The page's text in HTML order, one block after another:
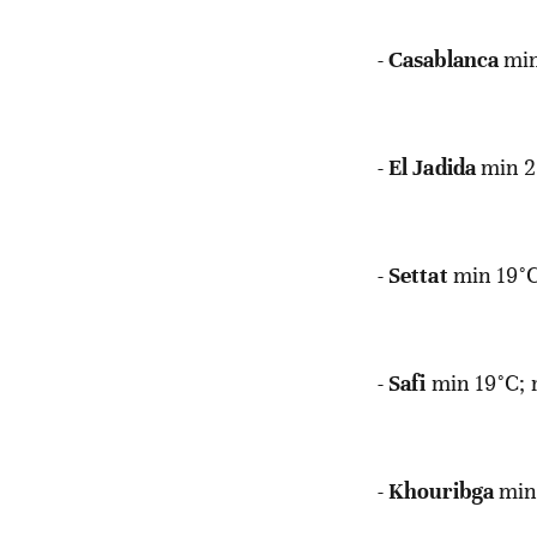
-Casablanca
-El Jadidamin
- Settat min
- Safi min 19°C;
-Khouribga